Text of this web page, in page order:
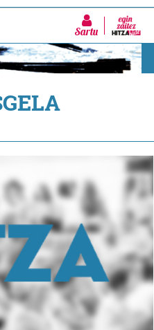
Sartu